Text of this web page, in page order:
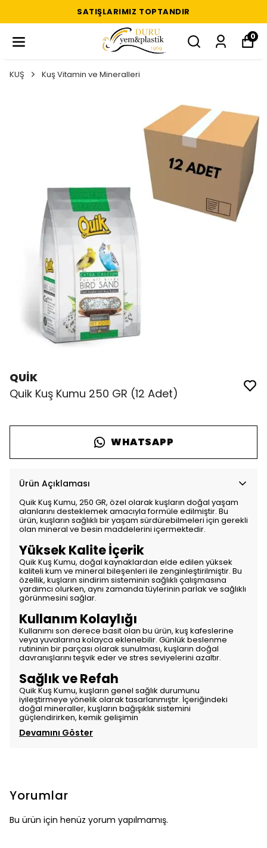
SATIŞLARIMIZ TOPTANDIR
0
KUŞ Kuş Vitamin ve Mineralleri
QUİK
Quik Kuş Kumu 250 GR (12 Adet)
WHATSAPP
Ürün Açıklaması
Quik Kuş Kumu, 250 GR, özel olarak kuşların doğal yaşam
alanlarını desteklemek amacıyla formüle edilmiştir. Bu
ürün, kuşların sağlıklı bir yaşam sürdürebilmeleri için gerekli
olan mineral ve besin maddelerini içermektedir.
Yüksek Kalite İçerik
Quik Kuş Kumu, doğal kaynaklardan elde edilen yüksek
kaliteli kum ve mineral bileşenleri ile zenginleştirilmiştir. Bu
özellik, kuşların sindirim sisteminin sağlıklı çalışmasına
yardımcı olurken, aynı zamanda tüylerinin parlak ve sağlıklı
görünmesini sağlar.
Kullanım Kolaylığı
Kullanımı son derece basit olan bu ürün, kuş kafeslerine
veya yuvalarına kolayca eklenebilir. Günlük beslenme
rutininin bir parçası olarak sunulması, kuşların doğal
davranışlarını teşvik eder ve stres seviyelerini azaltır.
Sağlık ve Refah
Quik Kuş Kumu, kuşların genel sağlık durumunu
iyileştirmeye yönelik olarak tasarlanmıştır. İçeriğindeki
doğal mineraller, kuşların bağışıklık sistemini
güçlendirirken, kemik gelişimin
Devamını Göster
Yorumlar
Bu ürün için henüz yorum yapılmamış.